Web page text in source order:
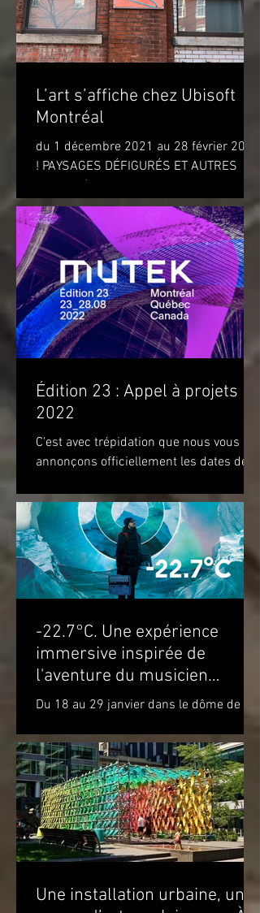
L’art s’affiche chez Ubisoft
Montréal
du 1 décembre 2021 au 28 février 2022
! PAYSAGES DÉFIGURÉS ET AUTRES
OBJETS (DISFIGURED LANDSCAPES
AND OTHER OBJECTS) de l'artiste...
Édition 23 : Appel à projets
2022
C'est avec trépidation que nous vous
annonçons officiellement les dates de
notre prochaine édition. Nous vous
attendons du 22 au 28 août...
-22.7°C. Une expérience
immersive inspirée de
l'aventure du musicien
Molécule dans le cercle
Du 18 au 29 janvier dans le dôme de la
technologiques [SAT] est heureuse de
présenter l’expérience...
Une installation urbaine, une